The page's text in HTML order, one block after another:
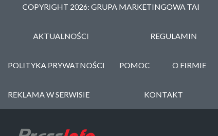
COPYRIGHT 2026: GRUPA MARKETINGOWA TAI
AKTUALNOŚCI REGULAMIN
POLITYKA PRYWATNOŚCI POMOC O FIRMIE
REKLAMA W SERWISIE KONTAKT